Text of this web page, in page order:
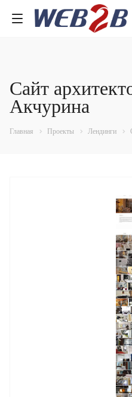
Сайт
Акчурина
Главная Проекты Лендинги